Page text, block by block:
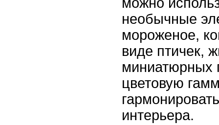
необычные
мороженое,
виде птичек,
миниатюрных
цветовую
интерьера.